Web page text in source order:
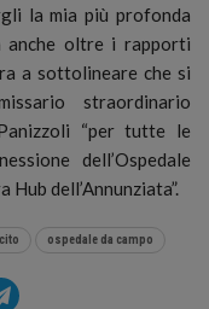
la mia più profonda
anche oltre i rapporti
a sottolineare che si
straordinario
“per tutte le
dell’Ospedale
dell’Annunziata”.
ospedale da campo